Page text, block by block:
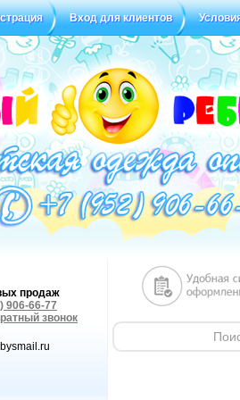
Вход для клиентов
продаж
906-66-77
звонок